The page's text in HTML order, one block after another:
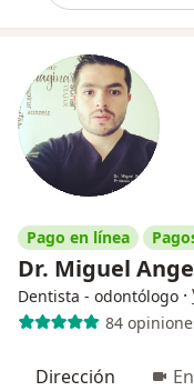
Pago en línea
Dr. Miguel
Dentista - odontólogo ·
84
Dirección